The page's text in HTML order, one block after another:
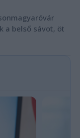
a belső sávot, öt